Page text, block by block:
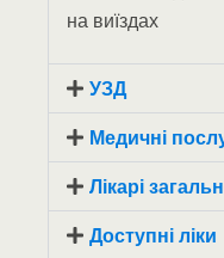
на виїздах
УЗД
Медичні
Лікарі
Доступні ліки